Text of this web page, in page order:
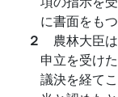
に書面をも
２ 農林大臣
申立を受け
議決を経て